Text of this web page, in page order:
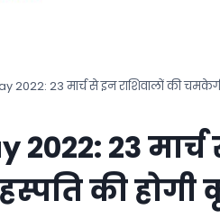
2022: 23 मार्च से इन राशिवालों की
2022: 23
की होगी